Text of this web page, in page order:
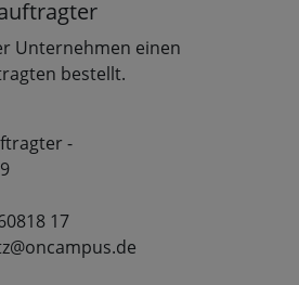
Unternehmen einen
bestellt.
-
17